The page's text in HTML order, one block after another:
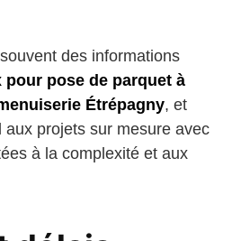
des informations
pour pose de parquet à
Étrépagny, et
projets sur mesure avec
à la complexité et aux